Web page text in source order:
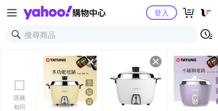
Yahoo購物中心登入
隱藏
相同